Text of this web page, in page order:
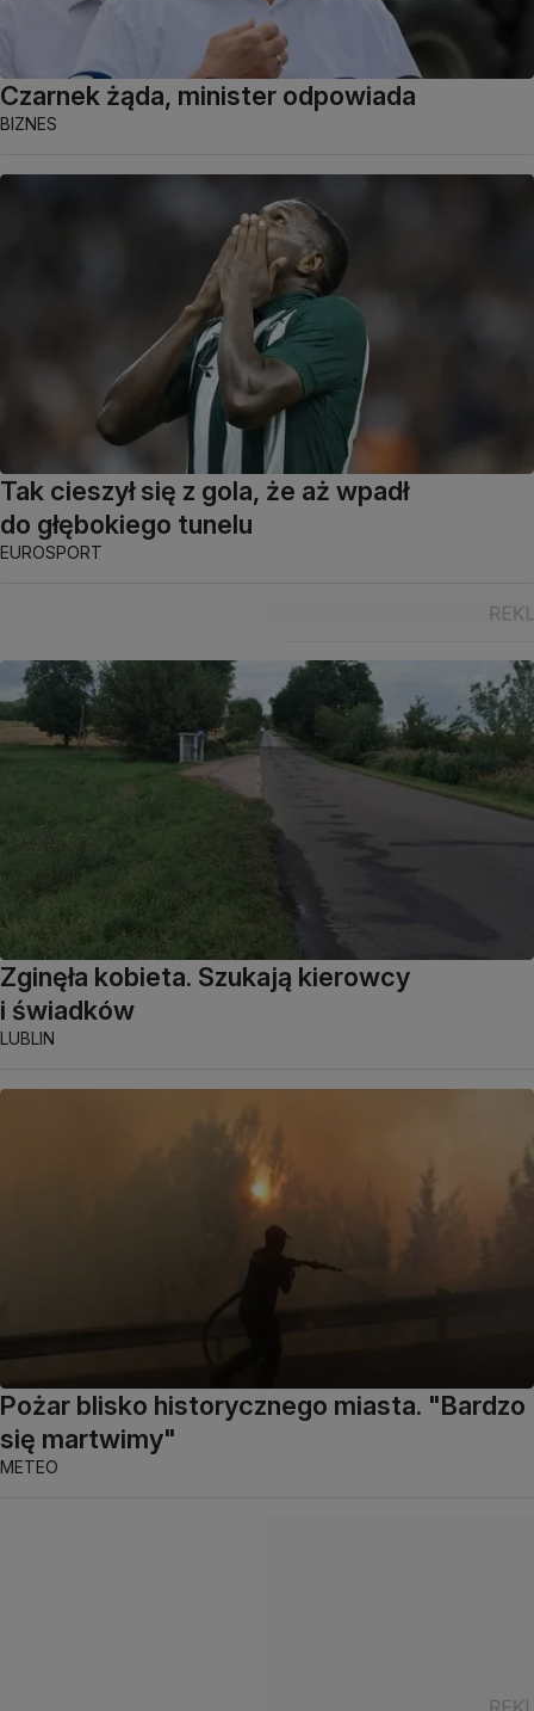
Czarnek żąda, minister odpowiada
BIZNES
Tak cieszył się z gola, że aż wpadł
do głębokiego tunelu
EUROSPORT
Zginęła kobieta. Szukają kierowcy
i świadków
LUBLIN
Pożar blisko historycznego miasta. "Bardzo
się martwimy"
METEO